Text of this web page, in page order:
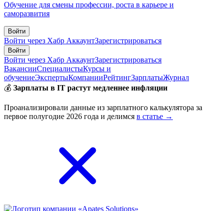
Обучение для смены профессии, роста в карьере и
саморазвития
Войти
Войти через Хабр АккаунтЗарегистрироваться
Войти
Войти через Хабр АккаунтЗарегистрироваться
ВакансииСпециалистыКурсы и
обучениеЭкспертыКомпанииРейтингЗарплатыЖурнал
💰 Зарплаты в IT растут медленнее инфляции
Проанализировали данные из зарплатного калькулятора за
первое полугодие 2026 года и делимся в статье →